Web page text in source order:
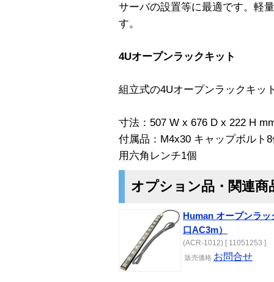
サーバの設置等に最適です。軽
す。
4Uオープンラックキット
組立式の4Uオープンラックキッ
寸法：507 W x 676 D x 222 H
付属品：M4x30 キャップボルト
用六角レンチ1個
オプション品・関連商
Human オープンラ
口AC3m）
(ACR-1012) [ 11051253 ]
販売価格 お問合せ